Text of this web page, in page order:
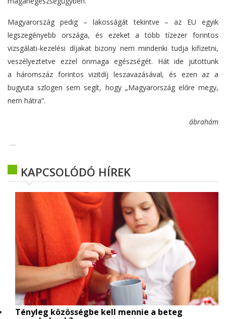
Magyarország pedig – lakosságát tekintve – az EU egyik
legszegényebb országa, és ezeket a több tízezer forintos
vizsgálati-kezelési díjakat bizony nem mindenki tudja kifizetni,
veszélyeztetve ezzel önmaga egészségét. Hát ide jutottunk
a háromszáz forintos vizitdíj leszavazásával, és ezen az a
bugyuta szlogen sem segít, hogy „Magyarország előre megy,
nem hátra”.
ábrahám
KAPCSOLÓDÓ HÍREK
Tényleg közösségbe kell mennie a beteg